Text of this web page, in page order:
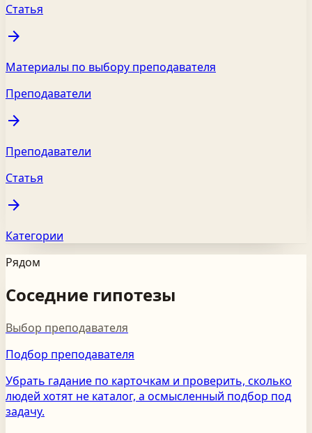
Статья
arrow_forward
Материалы по выбору преподавателя
Преподаватели
arrow_forward
Преподаватели
Статья
arrow_forward
Категории
Рядом
Соседние гипотезы
Выбор преподавателя
Подбор преподавателя
Убрать гадание по карточкам и проверить, сколько
людей хотят не каталог, а осмысленный подбор под
задачу.